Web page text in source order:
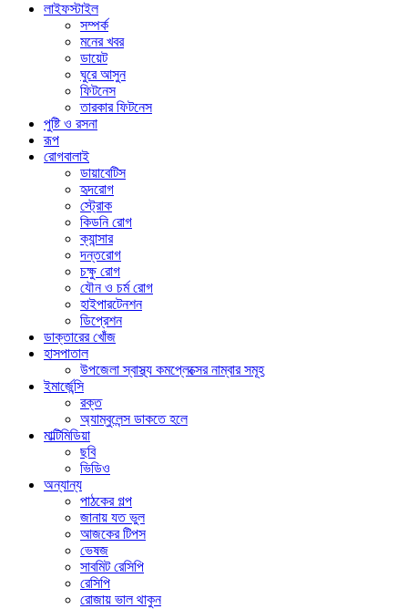
লাইফস্টাইল
সম্পর্ক
মনের খবর
ডায়েট
ঘুরে আসুন
ফিটনেস
তারকার ফিটনেস
পুষ্টি ও রসনা
রূপ
রোগবালাই
ডায়াবেটিস
হৃদরোগ
স্ট্রোক
কিডনি রোগ
ক্যান্সার
দন্তরোগ
চক্ষু রোগ
যৌন ও চর্ম রোগ
হাইপারটেনশন
ডিপ্রেশন
ডাক্তারের খোঁজ
হাসপাতাল
উপজেলা স্বাস্থ্য কমপ্লেক্সের নাম্বার সমূহ
ইমার্জেন্সি
রক্ত
অ্যাম্বুলেন্স ডাকতে হলে
মাল্টিমিডিয়া
ছবি
ভিডিও
অন্যান্য
পাঠকের গল্প
জানায় যত ভুল
আজকের টিপস
ভেষজ
সাবমিট রেসিপি
রেসিপি
রোজায় ভাল থাকুন